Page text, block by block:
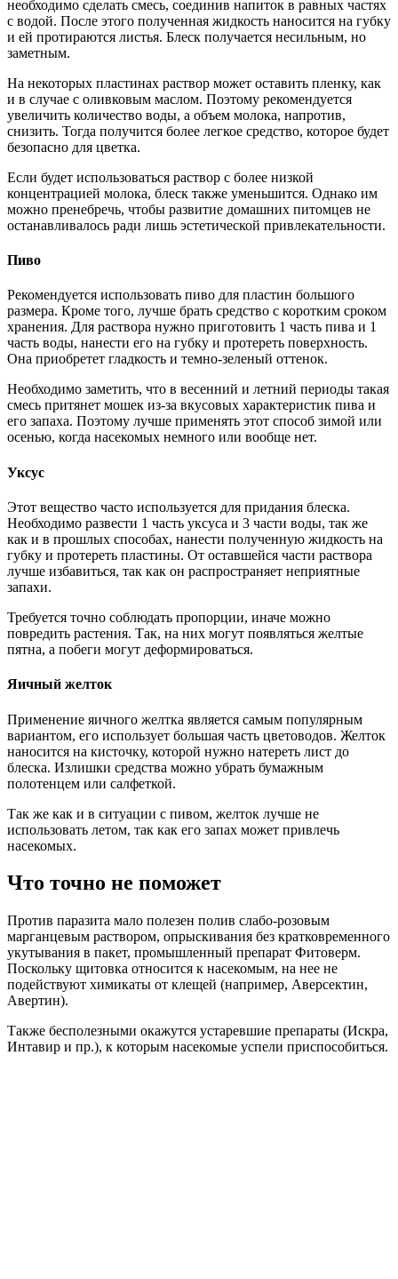
необходимо сделать смесь, соединив напиток в равных частях
с водой. После этого полученная жидкость наносится на губку
и ей протираются листья. Блеск получается несильным, но
заметным.
На некоторых пластинах раствор может оставить пленку, как
и в случае с оливковым маслом. Поэтому рекомендуется
увеличить количество воды, а объем молока, напротив,
снизить. Тогда получится более легкое средство, которое будет
безопасно для цветка.
Если будет использоваться раствор с более низкой
концентрацией молока, блеск также уменьшится. Однако им
можно пренебречь, чтобы развитие домашних питомцев не
останавливалось ради лишь эстетической привлекательности.
Пиво
Рекомендуется использовать пиво для пластин большого
размера. Кроме того, лучше брать средство с коротким сроком
хранения. Для раствора нужно приготовить 1 часть пива и 1
часть воды, нанести его на губку и протереть поверхность.
Она приобретет гладкость и темно-зеленый оттенок.
Необходимо заметить, что в весенний и летний периоды такая
смесь притянет мошек из-за вкусовых характеристик пива и
его запаха. Поэтому лучше применять этот способ зимой или
осенью, когда насекомых немного или вообще нет.
Уксус
Этот вещество часто используется для придания блеска.
Необходимо развести 1 часть уксуса и 3 части воды, так же
как и в прошлых способах, нанести полученную жидкость на
губку и протереть пластины. От оставшейся части раствора
лучше избавиться, так как он распространяет неприятные
запахи.
Требуется точно соблюдать пропорции, иначе можно
повредить растения. Так, на них могут появляться желтые
пятна, а побеги могут деформироваться.
Яичный желток
Применение яичного желтка является самым популярным
вариантом, его использует большая часть цветоводов. Желток
наносится на кисточку, которой нужно натереть лист до
блеска. Излишки средства можно убрать бумажным
полотенцем или салфеткой.
Так же как и в ситуации с пивом, желток лучше не
использовать летом, так как его запах может привлечь
насекомых.
Что точно не поможет
Против паразита мало полезен полив слабо-розовым
марганцевым раствором, опрыскивания без кратковременного
укутывания в пакет, промышленный препарат Фитоверм.
Поскольку щитовка относится к насекомым, на нее не
подействуют химикаты от клещей (например, Аверсектин,
Авертин).
Также бесполезными окажутся устаревшие препараты (Искра,
Интавир и пр.), к которым насекомые успели приспособиться.